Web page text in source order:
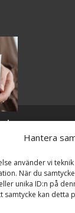
Hantera
använder vi
När du
unika ID:n på
kan detta